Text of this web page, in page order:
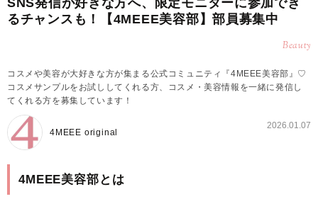
るチャンスも！【4MEEE美容部】部員募集中
Beauty
コスメや美容が大好きな方が集まる公式コミュニティ『4MEEE美容部』♡
コスメサンプルをお試ししてくれる方、コスメ・美容情報を一緒に発信し
てくれる方を募集しています！
4MEEE original
2026.01.07
4MEEE美容部とは